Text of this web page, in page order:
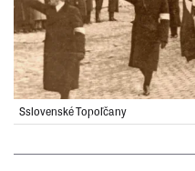
Sslovenské Topoľčany